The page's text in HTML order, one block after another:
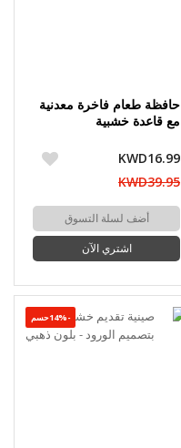
حافظة طعام فاخرة معدنية
مع قاعدة خشبية
KWD16.99
KWD39.95
أضف لسلة التسوق
اشتري الآن
-14%حسم